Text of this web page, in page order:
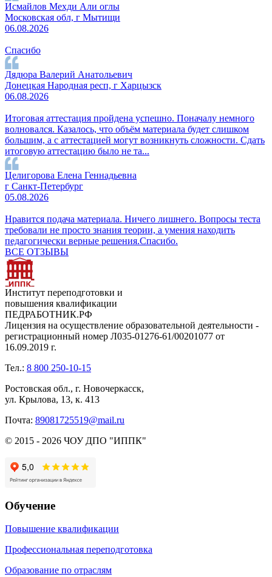
Исмайлов Мехди Али оглы
Московская обл, г Мытищи
06.08.2026
Спасибо
Дядюра Валерий Анатольевич
Донецкая Народная респ, г Харцызск
06.08.2026
Итоговая аттестация пройдена успешно. Поначалу немного
волновался. Казалось, что объём материала будет слишком
большим, а с аттестацией могут возникнуть сложности. Сдать
итоговую аттестацию было не та...
Целигорова Елена Геннадьевна
г Санкт-Петербург
05.08.2026
Нравится подача материала. Ничего лишнего. Вопросы теста
требовали не просто знания теории, а умения находить
педагогически верные решения.Спасибо.
ВСЕ ОТЗЫВЫ
Институт переподготовки и
повышения квалификации
ПЕДРАБОТНИК.РФ
Лицензия на осуществление образовательной деятельности -
регистрационный номер Л035-01276-61/00201077 от
16.09.2019 г.
Тел.: 8 800 250-10-15
Ростовская обл., г. Новочеркасск,
ул. Крылова, 13, к. 413
Почта: 89081725519@mail.ru
© 2015 - 2026 ЧОУ ДПО "ИППК"
Обучение
Повышение квалификации
Профессиональная переподготовка
Образование по отраслям